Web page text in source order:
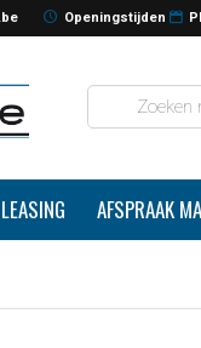
Openingstijden
LEASING AFSPRAAK